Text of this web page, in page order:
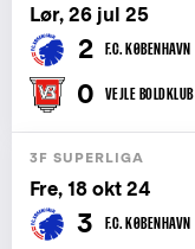
Lør, 26 jul 25
2 F.C. KØBENHAVN
0 VEJLE BOLDKLUB
3F SUPERLIGA
Fre, 18 okt 24
3 F.C. KØBENHAVN